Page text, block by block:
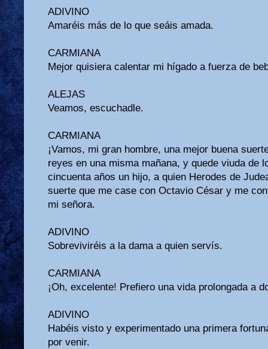
ADIVINO
Amaréis más de lo que seáis amada.
CARMIANA
Mejor quisiera calentar mi hígado a fuerza de
ALEJAS
Veamos, escuchadle.
CARMIANA
¡Vamos, mi gran hombre, una mejor buena
reyes en una misma mañana, y quede viuda de
cincuenta años un hijo, a quien Herodes de
suerte que me case con Octavio César y me
mi señora.
ADIVINO
Sobreviviréis a la dama a quien servís.
CARMIANA
¡Oh, excelente! Prefiero una vida prolongada a
ADIVINO
Habéis visto y experimentado una primera
por venir.